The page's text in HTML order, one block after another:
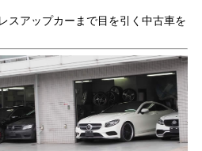
スアップカーまで目を引く中古車を